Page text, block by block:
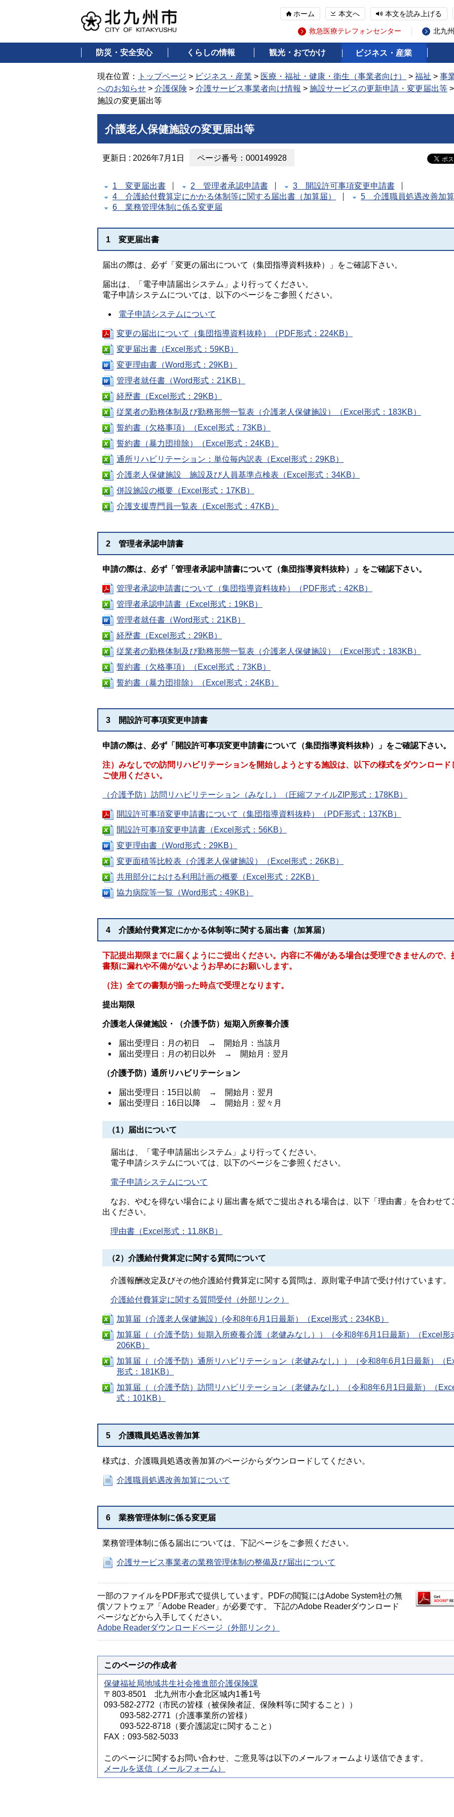
ホーム 本文へ 本文を読み上げる
救急医療テレフォンセンター 北九
防災・安全安心 くらしの情報 観光・おでかけ ビジネス・産業
現在位置： トップページ > ビジネス・産業 > 医療・福祉・健康・衛生（事業者向け） > 福祉 > 事
へのお知らせ > 介護保険 > 介護サービス事業者向け情報 > 施設サービスの更新申請・変更届出等
施設の変更届出等
介護老人保健施設の変更届出等
更新日 : 2026年7月1日 ページ番号：000149928
1 変更届出書 2 管理者承認申請書
3 開設許可事項変更申請書
4 介護給付費算定にかかる体制等に関する届出書（加算届）
5 介護職員処遇改善加算
6 業務管理体制に係る変更届
1 変更届出書
届出の際は、必ず「変更の届出について（集団指導資料抜粋）」をご確認下さい。
届出は、「電子申請届出システム」より行ってください。
電子申請システムについては、以下のページをご参照ください。
電子申請システムについて
変更の届出について（集団指導資料抜粋）（PDF形式：224KB）
変更届出書（Excel形式：59KB）
変更理由書（Word形式：29KB）
管理者就任書（Word形式：21KB）
経歴書（Excel形式：29KB）
従業者の勤務体制及び勤務形態一覧表（介護老人保健施設）（Excel形式：183KB）
誓約書（欠格事項）（Excel形式：73KB）
誓約書（暴力団排除）（Excel形式：24KB）
通所リハビリテーション：単位毎内訳表（Excel形式：29KB）
介護老人保健施設 施設及び人員基準点検表（Excel形式：34KB）
併設施設の概要（Excel形式：17KB）
介護支援専門員一覧表（Excel形式：47KB）
2 管理者承認申請書
申請の際は、必ず「 管理者承認申請書について （集団指導資料抜粋）」をご確認下さい。
管理者承認申請書について（集団指導資料抜粋）（PDF形式：42KB）
管理者承認申請書（Excel形式：19KB）
管理者就任書（Word形式：21KB）
経歴書（Excel形式：29KB）
従業者の勤務体制及び勤務形態一覧表（介護老人保健施設）（Excel形式：183KB）
誓約書（欠格事項）（Excel形式：73KB）
誓約書（暴力団排除）（Excel形式：24KB）
3 開設許可事項変更申請書
申請の際は、必ず「 開設許可事項変更申請書について （集団指導資料抜粋）」をご確認下さい。
注）みなしでの訪問リハビリテーションを開始しようとする施設は、以下の様式をダウンロード
ご使用ください。
（介護予防）訪問リハビリテーション（みなし）（圧縮ファイルZIP形式：178KB）
開設許可事項変更申請書について（集団指導資料抜粋）（PDF形式：137KB）
開設許可事項変更申請書（Excel形式：56KB）
変更理由書（Word形式：29KB）
変更面積等比較表（介護老人保健施設）（Excel形式：26KB）
共用部分における利用計画の概要（Excel形式：22KB）
協力病院等一覧（Word形式：49KB）
4 介護給付費算定にかかる体制等に関する届出書（加算届）
下記提出期限までに届くようにご提出ください。内容に不備がある場合は受理できませんので、
書類に漏れや不備がないようお早めにお願いします。
（注）全ての書類が揃った時点で受理となります。
提出期限
介護老人保健施設・（介護予防）短期入所療養介護
届出受理日：月の初日 → 開始月：当該月
届出受理日：月の初日以外 → 開始月：翌月
（介護予防）通所リハビリテーション
届出受理日：15日以前 → 開始月：翌月
届出受理日：16日以降 → 開始月：翌々月
（1）届出について
届出は、「電子申請届出システム」より行ってください。
電子申請システムについては、以下のページをご参照ください。
電子申請システムについて
なお、やむを得ない場合により届出書を紙でご提出される場合は、以下「理由書」を合わせて
出ください。
理由書（Excel形式：11.8KB）
（2）介護給付費算定に関する質問について
介護報酬改定及びその他介護給付費算定に関する質問は、原則電子申請で受け付けています。
介護給付費算定に関する質問受付（外部リンク）
加算届（介護老人保健施設）(令和8年6月1日最新）（Excel形式：234KB）
加算届（（介護予防）短期入所療養介護（老健みなし））（令和8年6月1日最新）（Excel形
206KB）
加算届（（介護予防）通所リハビリテーション（老健みなし））（令和8年6月1日最新）（
形式：181KB）
加算届（（介護予防）訪問リハビリテーション（老健みなし）（令和8年6月1日最新）（
式：101KB）
5 介護職員処遇改善加算
様式は、介護職員処遇改善加算のページからダウンロードしてください。
介護職員処遇改善加算について
6 業務管理体制に係る変更届
業務管理体制に係る届出については、下記ページをご参照ください。
介護サービス事業者の業務管理体制の整備及び届出について
一部のファイルをPDF形式で提供しています。PDFの閲覧にはAdobe System社の無
償ソフトウェア「Adobe Reader」が必要です。 下記のAdobe Readerダウンロード
ページなどから入手してください。
Adobe Readerダウンロードページ（外部リンク）
このページの作成者
保健福祉局地域共生社会推進部介護保険課
〒803-8501 北九州市小倉北区城内1番1号
093-582-2772（市民の皆様（被保険者証、保険料等に関すること））
093-582-2771（介護事業所の皆様）
093-522-8718（要介護認定に関すること）
FAX：093-582-5033
このページに関するお問い合わせ、ご意見等は以下のメールフォームより送信できます。
メールを送信（メールフォーム）